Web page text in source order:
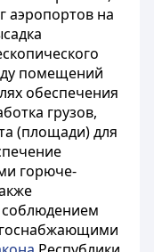
аэропортов на
помещений
обеспечения
грузов,
(площади) для
горюче-
соблюдением